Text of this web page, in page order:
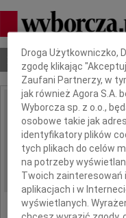
Nekrologi Odeszli
IMIĘ I NAZWISKO:
REGION:
DATA EMISJI:
Dbamy o Twoją
Droga Użytkowniczko,
zgodę klikając
Zaufani Partnerzy, w
jak również Agora S.A.
Wyborcza sp. z o.o.,
osobowe takie jak
identyfikatory plików
tych plikach do celów
na potrzeby
Twoich zainteresowań
aplikacjach i w
wyświetlanych.